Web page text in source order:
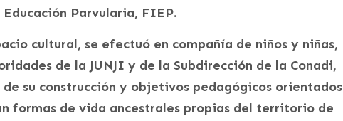
Parvularia, FIEP.
cultural, se efectuó en compañía de niños y niñas,
de la JUNJI y de la Subdirección de la Conadi,
su construcción y objetivos pedagógicos orientados
formas de vida ancestrales propias del territorio de